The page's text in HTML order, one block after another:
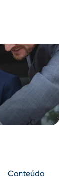
Conteúdo